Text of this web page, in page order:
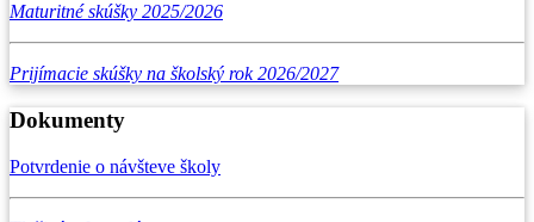
Maturitné skúšky 2025/2026
Prijímacie skúšky na školský rok 2026/2027
Dokumenty
Potvrdenie o návšteve školy